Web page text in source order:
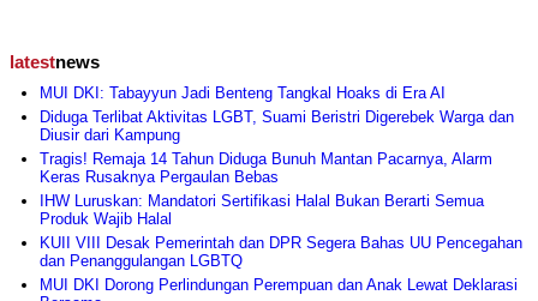
latestnews
MUI DKI: Tabayyun Jadi Benteng Tangkal Hoaks di Era AI
Diduga Terlibat Aktivitas LGBT, Suami Beristri Digerebek Warga dan
Diusir dari Kampung
Tragis! Remaja 14 Tahun Diduga Bunuh Mantan Pacarnya, Alarm
Keras Rusaknya Pergaulan Bebas
IHW Luruskan: Mandatori Sertifikasi Halal Bukan Berarti Semua
Produk Wajib Halal
KUII VIII Desak Pemerintah dan DPR Segera Bahas UU Pencegahan
dan Penanggulangan LGBTQ
MUI DKI Dorong Perlindungan Perempuan dan Anak Lewat Deklarasi